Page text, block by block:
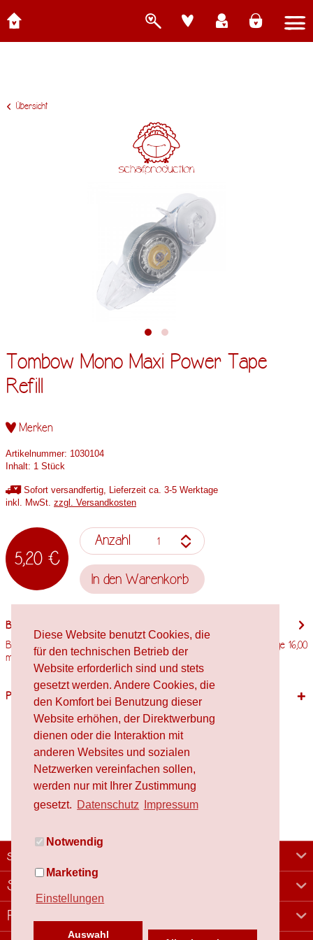
Diese Website benutzt Cookies, die
für den technischen Betrieb der
Website erforderlich sind und stets
gesetzt werden. Andere Cookies, die
den Komfort bei Benutzung dieser
Website erhöhen, der Direktwerbung
dienen oder die Interaktion mit
anderen Websites und sozialen
Netzwerken vereinfachen sollen,
werden nur mit Ihrer Zustimmung
gesetzt. Datenschutz Impressum
Notwendig
Marketing
Einstellungen
Auswahl
Übersicht
Tombow Mono Maxi Power Tape
Refill
Merken
Artikelnummer: 1030104
Inhalt: 1 Stück
Sofort versandfertig, Lieferzeit ca. 3-5 Werktage
inkl. MwSt. zzgl. Versandkosten
5,20 €
Anzahl
In den Warenkorb
Beschreibung
Beschreibung Kleberoller Refill / transparent permanent klebend Länge 16,00
m Breite 8,40 mm...mehr
Passende Produkte
schafproduction
Shop
Rechtliches